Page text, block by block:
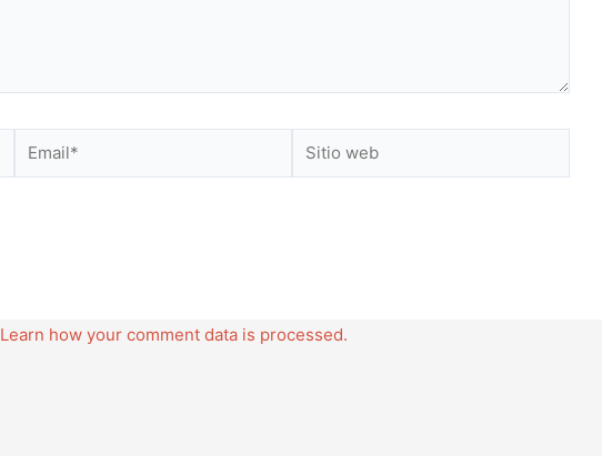
Email*
Sitio
web
Learn how your comment data is processed.